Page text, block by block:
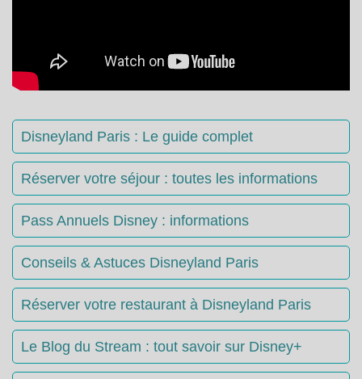
Disneyland Paris : Le guide complet
Réserver votre séjour : toutes les informations
Pass Annuels Disney : informations
Conseils & Astuces Disneyland Paris
Réserver votre restaurant à Disneyland Paris
Le Blog du Stream : tout savoir sur Disney+